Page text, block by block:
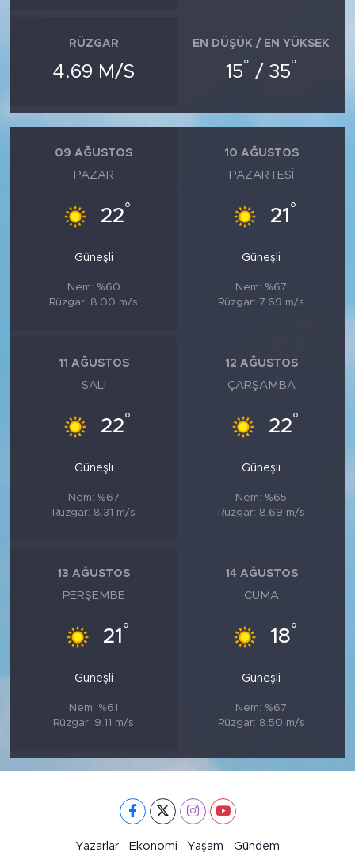
RÜZGAR
4.69 M/S
EN DÜŞÜK / EN YÜKSEK
15° / 35°
09 AĞUSTOS
PAZAR
22°
Güneşli
Nem: %60
Rüzgar: 8.00 m/s
10 AĞUSTOS
PAZARTESI
21 °
Güneşli
Nem: %67
Rüzgar: 7.69 m/s
11 AĞUSTOS
SALI
22°
Güneşli
Nem: %67
Rüzgar: 8.31 m/s
12 AĞUSTOS
ÇARŞAMBA
22°
Güneşli
Nem: %65
Rüzgar: 8.69 m/s
13 AĞUSTOS
PERŞEMBE
21 °
Güneşli
Nem: %61
Rüzgar: 9.11 m/s
14 AĞUSTOS
CUMA
18°
Güneşli
Nem: %67
Rüzgar: 8.50 m/s
Yazarlar Ekonomi Yaşam Gündem